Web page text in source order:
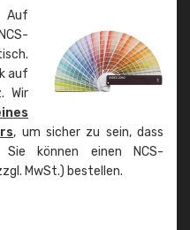
auf
Wir
, um sicher zu sein, dass
können einen NCS-
MwSt.) bestellen.